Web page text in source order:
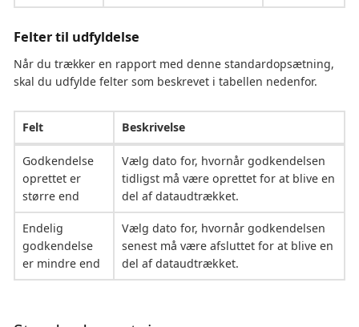
Felter til udfyldelse
Når du trækker en rapport med denne standardopsætning,
skal du udfylde felter som beskrevet i tabellen nedenfor.
Felt Beskrivelse
Godkendelse
oprettet er
større end
Vælg dato for, hvornår godkendelsen
tidligst må være oprettet for at blive en
del af dataudtrækket.
Endelig
godkendelse
er mindre end
Vælg dato for, hvornår godkendelsen
senest må være afsluttet for at blive en
del af dataudtrækket.